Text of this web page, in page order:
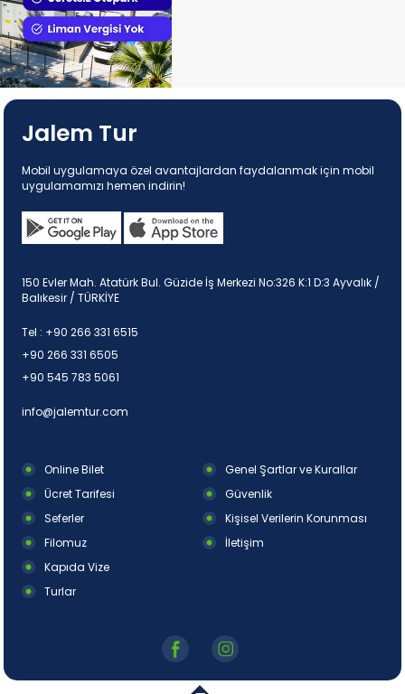
Jalem Tur
Mobil uygulamaya özel avantajlardan faydalanmak için mobil
uygulamamızı hemen indirin!
150 Evler Mah. Atatürk Bul. Güzide İş Merkezi No:326 K:1 D:3 Ayvalık /
Balıkesir / TÜRKİYE
Tel : +90 266 331 6515
+90 266 331 6505
+90 545 783 5061
info@jalemtur.com
Online Bilet
Ücret Tarifesi
Seferler
Filomuz
Kapıda Vize
Turlar
Genel Şartlar ve Kurallar
Güvenlik
Kişisel Verilerin Korunması
İletişim